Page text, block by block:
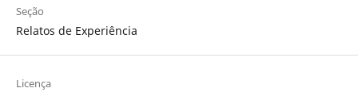
Seção
Relatos de Experiência
Licença